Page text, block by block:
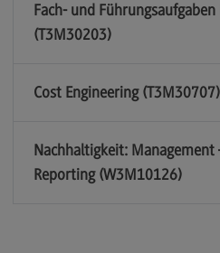
Fach- und
(T3M30203)
Cost Engineering (T3M30707)
Nachhaltigkeit:
Reporting (W3M10126)